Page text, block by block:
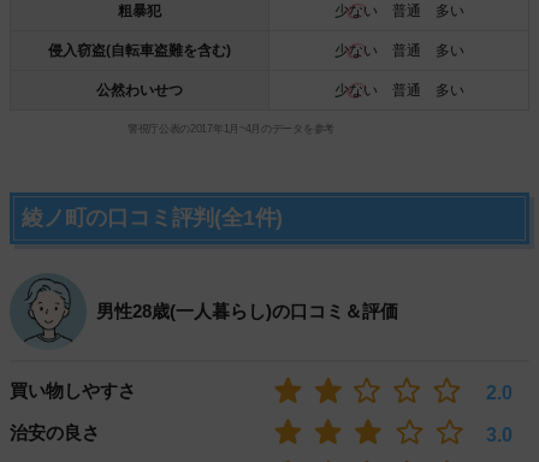
粗暴犯 少ない 普通 多い
侵入窃盗(自転車盗難を含む) 少ない 普通 多い
公然わいせつ 少ない 普通 多い
警視庁公表の2017年1月~4月のデータを参考
綾ノ町の口コミ評判(全1件)
男性28歳(一人暮らし)の口コミ＆評価
買い物しやすさ
2.0
治安の良さ
3.0